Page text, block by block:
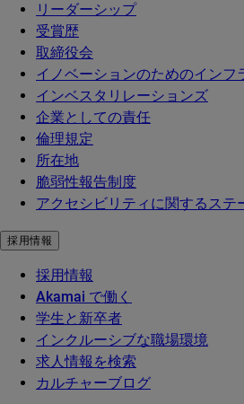
リーダーシップ
受賞歴
取締役会
イノベーションのためのインフ
インベスタリレーションズ
企業としての責任
倫理規定
所在地
脆弱性報告制度
アクセシビリティに関するステ
採用情報
採用情報
Akamai で働く
学生と新卒者
インクルーシブな職場環境
求人情報を検索
カルチャーブログ